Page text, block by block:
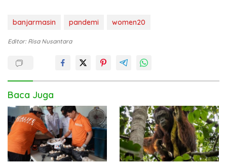
banjarmasin pandemi women20
Editor: Risa Nusantara
Baca Juga